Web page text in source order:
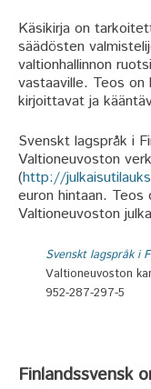
Käsikirja on
säädösten
valtionhallinnon
vastaaville. Teos on
kirjoittavat ja
Svenskt lagspråk i
Valtioneuvoston
(http://
euron hintaan. Teos
Valtioneuvoston
Svenskt lagspråk i
Valtioneuvoston
952-287-297-5
Finlandssvensk